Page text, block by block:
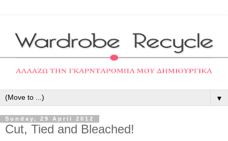
▼
Sunday, 29 April 2012
Cut, Tied and Bleached!